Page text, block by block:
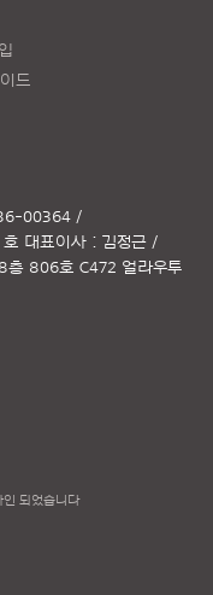
드
00364 /
대표이사 : 김정근 /
층 806호 C472 얼라우투
인 되었습니다